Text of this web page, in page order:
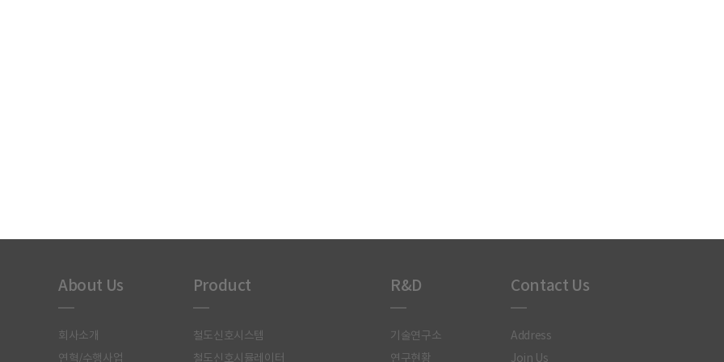
About Us
회사소개
연혁/수행사업
Product
철도신호시스템
철도신호시뮬레이터
R&D
기술연구소
연구현황
Contact Us
Address
Join Us